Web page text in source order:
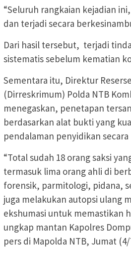
“Seluruh rangkaian kejadian
dan terjadi secara
Dari hasil tersebut, terjadi
sistematis sebelum kematian
Sementara itu, Direktur
(Dirreskrimum) Polda NTB
menegaskan, penetapan
berdasarkan alat bukti yang
pendalaman penyidikan
“Total sudah 18 orang saksi
termasuk lima orang ahli di
forensik, parmitologi, pidana,
juga melakukan autopsi ulang
ekshumasi untuk memastikan
ungkap mantan Kapolres
pers di Mapolda NTB, Jumat (4/